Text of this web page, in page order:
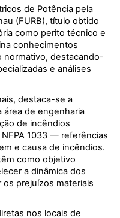
de Potência pela
(FURB), título obtido
como perito técnico e
conhecimentos
normativo, destacando-
e análises
destaca-se a
área de engenharia
de incêndios
1033 — referências
e causa de incêndios.
como objetivo
a dinâmica dos
prejuízos materiais
nos locais de